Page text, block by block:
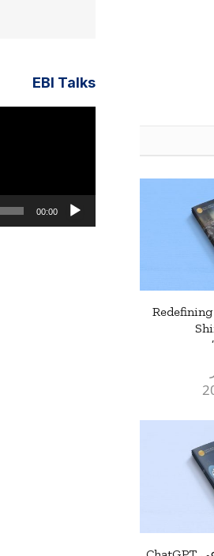
EBI Talks
00:00